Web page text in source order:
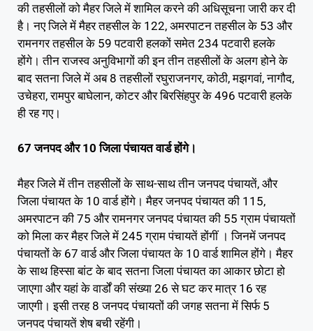
की तहसीलों को मैहर जिले में शामिल करने की अधिसूचना जारी कर दी
है। नए जिले में मैहर तहसील के 122, अमरपाटन तहसील के 53 और
रामनगर तहसील के 59 पटवारी हलकों समेत 234 पटवारी हलके
होंगे। तीन राजस्व अनुविभागों की इन तीन तहसीलों के अलग होने के
बाद सतना जिले में अब 8 तहसीलों रघुराजनगर, कोठी, मझगवां, नागौद,
उचेहरा, रामपुर बाघेलान, कोटर और बिरसिंहपुर के 496 पटवारी हलके
ही रह गए।
67 जनपद और 10 जिला पंचायत वार्ड होंगे।
मैहर जिले में तीन तहसीलों के साथ-साथ तीन जनपद पंचायतें, और
जिला पंचायत के 10 वार्ड होंगे। मैहर जनपद पंचायत की 115,
अमरपाटन की 75 और रामनगर जनपद पंचायत की 55 ग्राम पंचायतों
को मिला कर मैहर जिले में 245 ग्राम पंचायतें होंगीं । जिनमें जनपद
पंचायतों के 67 वार्ड और जिला पंचायत के 10 वार्ड शामिल होंगे। मैहर
के साथ हिस्सा बांट के बाद सतना जिला पंचायत का आकार छोटा हो
जाएगा और यहां के वार्डों की संख्या 26 से घट कर मात्र 16 रह
जाएगी। इसी तरह 8 जनपद पंचायतों की जगह सतना में सिर्फ 5
जनपद पंचायतें शेष बची रहेंगी।